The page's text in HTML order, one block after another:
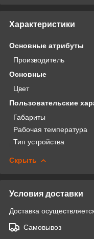
Характеристики
Основные атрибуты
Производитель
Основные
Цвет
Пользовательские
Габариты
Рабочая температура
Тип устройства
Скрыть
Условия доставки
Доставка
Самовывоз